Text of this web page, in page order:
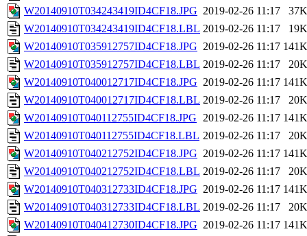
W20140910T034243419ID4CF18.JPG 2019-02-26 11:17
37K
W20140910T034243419ID4CF18.LBL 2019-02-26 11:17
19K
W20140910T035912757ID4CF18.JPG 2019-02-26 11:17 141K
W20140910T035912757ID4CF18.LBL 2019-02-26 11:17
20K
W20140910T040012717ID4CF18.JPG 2019-02-26 11:17 141K
W20140910T040012717ID4CF18.LBL 2019-02-26 11:17
20K
W20140910T040112755ID4CF18.JPG 2019-02-26 11:17 141K
W20140910T040112755ID4CF18.LBL 2019-02-26 11:17
20K
W20140910T040212752ID4CF18.JPG 2019-02-26 11:17 141K
W20140910T040212752ID4CF18.LBL 2019-02-26 11:17
20K
W20140910T040312733ID4CF18.JPG 2019-02-26 11:17 141K
W20140910T040312733ID4CF18.LBL 2019-02-26 11:17
20K
W20140910T040412730ID4CF18.JPG 2019-02-26 11:17 141K